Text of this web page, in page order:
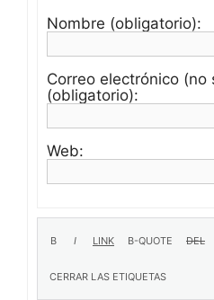
Nombre (obligatorio):
Correo electrónico (no
(obligatorio):
Web: